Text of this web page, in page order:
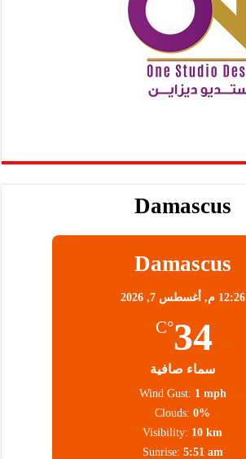
Damascus
Damascus
12:26 م, أغسطس 7, 2026
34
°C
سماء صافية
Wind Gust: 1 mph
Clouds: 0%
Visibility: 10 km
Sunrise: 5:51 am